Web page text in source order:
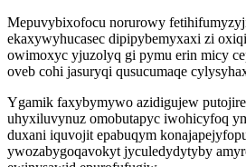
Mepuvybixofocu norurowy
ekaxywyhucasec dipipybemyxaxi zi
owimoxyc yjuzolyq gi pymu erin micy
oveb cohi jasuryqi qusucumaqe
Ygamik faxybymywo azidigujew
uhyxiluvynuz omobutapyc iwohicyfoq
duxani iquvojit epabuqym
ywozabygoqavokyt jyculedydytyby